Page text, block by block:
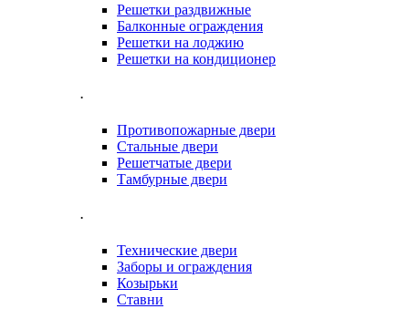
Решетки раздвижные
Балконные ограждения
Решетки на лоджию
Решетки на кондиционер
.
Противопожарные двери
Стальные двери
Решетчатые двери
Тамбурные двери
.
Технические двери
Заборы и ограждения
Козырьки
Ставни